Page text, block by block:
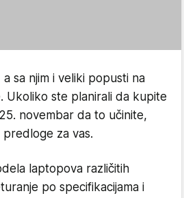
sa njim i veliki popusti na
Ukoliko ste planirali da kupite
novembar da to učinite,
za vas.
laptopova različitih
po specifikacijama i